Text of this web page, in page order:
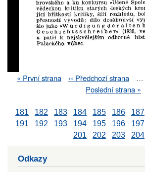
First
« První strana
Previous
‹‹ Předchozí strana …
Last
Poslední strana »
181 182 183 184 185 186 187
191
192 193 194 195 196 197
201
202 203 204
Odkazy